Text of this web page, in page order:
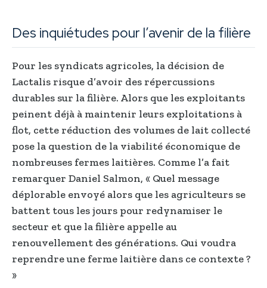
Des inquiétudes pour l’avenir de la filière
Pour les syndicats agricoles, la décision de
Lactalis risque d’avoir des répercussions
durables sur la filière. Alors que les exploitants
peinent déjà à maintenir leurs exploitations à
flot, cette réduction des volumes de lait collecté
pose la question de la viabilité économique de
nombreuses fermes laitières. Comme l’a fait
remarquer Daniel Salmon, « Quel message
déplorable envoyé alors que les agriculteurs se
battent tous les jours pour redynamiser le
secteur et que la filière appelle au
renouvellement des générations. Qui voudra
reprendre une ferme laitière dans ce contexte ?
»